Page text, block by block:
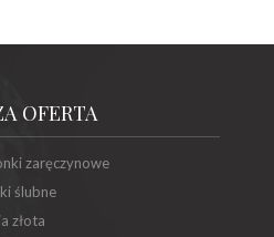
OFERTA
zaręczynowe
ślubne
złota